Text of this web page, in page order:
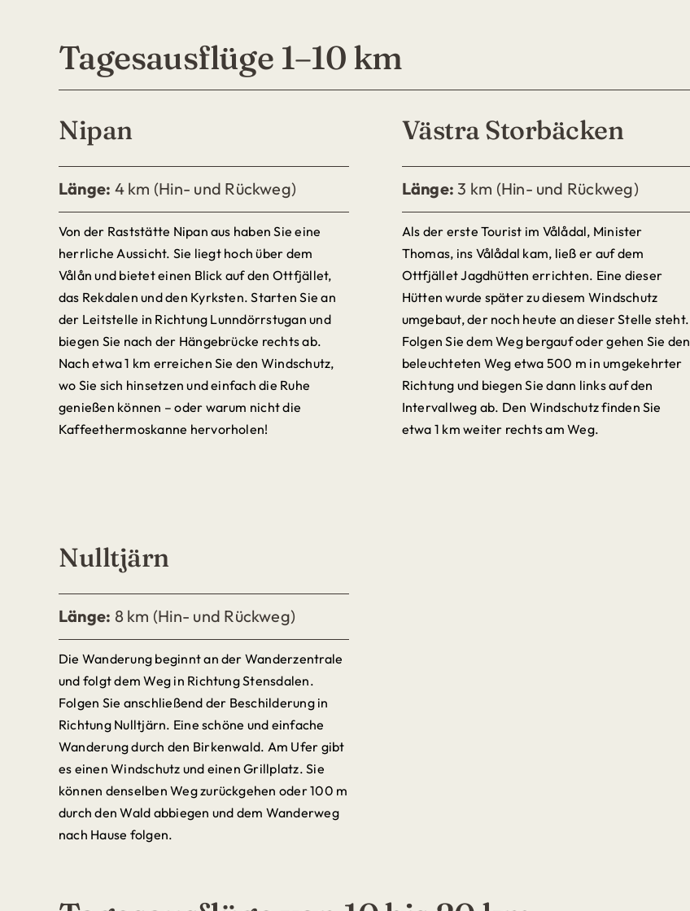
Tagesausflüge 1–10 km
Nipan
Länge: 4 km (Hin- und Rückweg)
Von der Raststätte Nipan aus haben Sie eine
herrliche Aussicht. Sie liegt hoch über dem
Vålån und bietet einen Blick auf den Ottfjället,
das Rekdalen und den Kyrksten.Starten Sie an
der Leitstelle in Richtung Lunndörrstugan und
biegen Sie nach der Hängebrücke rechts ab.
Nach etwa 1 km erreichen Sie den Windschutz,
wo Sie sich hinsetzen und einfach die Ruhe
genießen können – oder warum nicht die
Kaffeethermoskanne hervorholen!
Västra Storbäcken
Länge: 3 km (Hin- und Rückweg)
Als der erste Tourist im Vålådal, Minister
Thomas, ins Vålådal kam, ließ er auf dem
Ottfjället Jagdhütten errichten. Eine dieser
Hütten wurde später zu diesem Windschutz
umgebaut, der noch heute an dieser Stelle steht.
Folgen Sie dem Weg bergauf oder gehen Sie den
beleuchteten Weg etwa 500 m in umgekehrter
Richtung und biegen Sie dann links auf den
Intervallweg ab. Den Windschutz finden Sie
etwa 1 km weiter rechts am Weg.
Nulltjärn
Länge: 8 km (Hin- und Rückweg)
Die Wanderung beginnt an der Wanderzentrale
und folgt dem Weg in Richtung Stensdalen.
Folgen Sie anschließend der Beschilderung in
Richtung Nulltjärn. Eine schöne und einfache
Wanderung durch den Birkenwald. Am Ufer gibt
es einen Windschutz und einen Grillplatz. Sie
können denselben Weg zurückgehen oder 100 m
durch den Wald abbiegen und dem Wanderweg
nach Hause folgen.